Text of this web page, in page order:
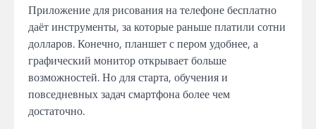
Приложение для рисования на телефоне бесплатно
даёт инструменты, за которые раньше платили сотни
долларов. Конечно, планшет с пером удобнее, а
графический монитор открывает больше
возможностей. Но для старта, обучения и
повседневных задач смартфона более чем
достаточно.